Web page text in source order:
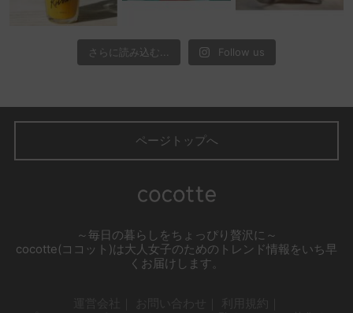
さらに読み込む... Follow us
ページトップへ
～毎日の暮らしをちょっぴり贅沢に～
cocotte(ココット)は大人女子のためのトレンド情報をいち早
くお届けします。